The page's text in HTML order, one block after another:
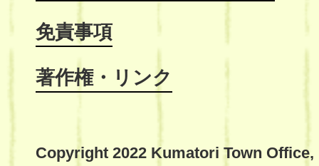
免責事項
著作権・リンク
Copyright 2022 Kumatori Town Office,